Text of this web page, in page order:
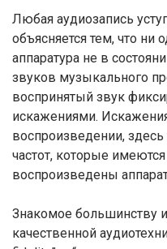
Любая аудиозапись
объясняется тем, что
аппаратура не в
звуков музыкального
воспринятый звук
искажениями.
воспроизведении,
частот, которые
воспроизведены
Знакомое большинству
качественной